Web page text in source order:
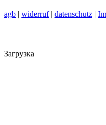
agb | widerruf| datenschutz |
Загрузка